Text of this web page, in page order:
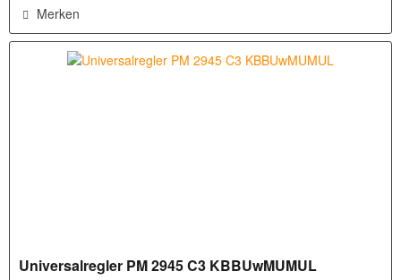
Merken
Universalregler PM 2945 C3 KBBUwMUMUL